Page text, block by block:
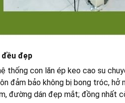
đều đẹp
thống con lăn ép keo cao su
đảm bảo không bị bong tróc,
đường dán đẹp mắt; đồng nhất